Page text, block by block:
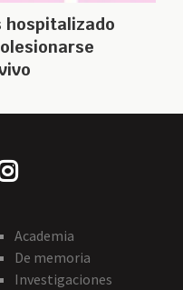
hospitalizado
Academia
De memoria
Investigaciones